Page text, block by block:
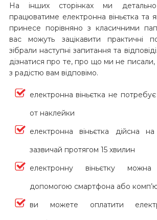
На інших сторінках ми
працюватиме електронна віньєтка та
принесе порівняно з класичними
вас можуть зацікавити практичні
зібрали наступні запитання та
дізнатися про те, про що ми не
з радістю вам відповімо.
електронна віньєтка не
от наклейки
електронна віньєтка дійсна
зазвичай протягом 15 хвилин
електронну віньєтку
допомогою смартфона або
ви можете оплатити